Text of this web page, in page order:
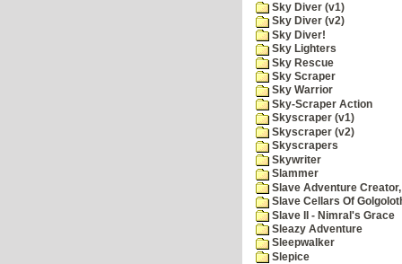
Sky Diver (v1)
Sky Diver (v2)
Sky Diver!
Sky Lighters
Sky Rescue
Sky Scraper
Sky Warrior
Sky-Scraper Action
Skyscraper (v1)
Skyscraper (v2)
Skyscrapers
Skywriter
Slammer
Slave Adventure Creator,
Slave Cellars Of
Slave II - Nimral's Grace
Sleazy Adventure
Sleepwalker
Slepice